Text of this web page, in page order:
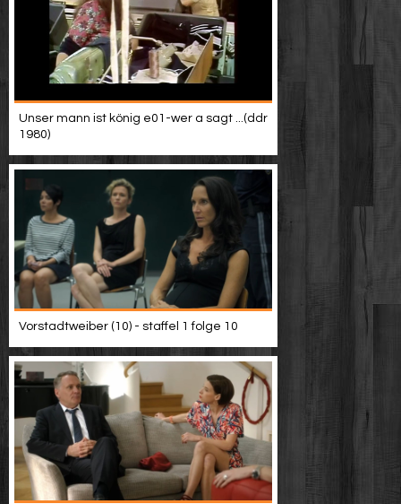
Unser mann ist könig e01-wer a sagt ...(ddr
1980)
Vorstadtweiber (10) - staffel 1 folge 10